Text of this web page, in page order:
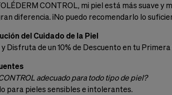
CONTROL, mi piel está más suave y
diferencia. ¡No puedo recomendarlo lo
del Cuidado de la Piel
Disfruta de un 10% de Descuento en tu
adecuado para todo tipo de piel?
para pieles sensibles e intolerantes.